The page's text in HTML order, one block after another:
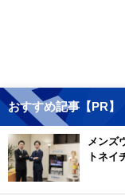
おすすめ記事【PR】
メンズ
トネイ